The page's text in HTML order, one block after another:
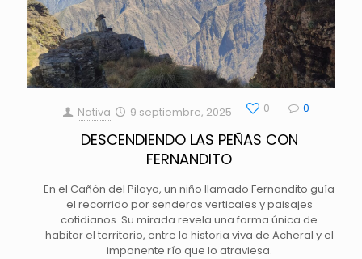
Nativa 9 septiembre, 2025 0 0
DESCENDIENDO LAS PEÑAS CON
FERNANDITO
En el Cañón del Pilaya, un niño llamado Fernandito guía
el recorrido por senderos verticales y paisajes
cotidianos. Su mirada revela una forma única de
habitar el territorio, entre la historia viva de Acheral y el
imponente río que lo atraviesa.